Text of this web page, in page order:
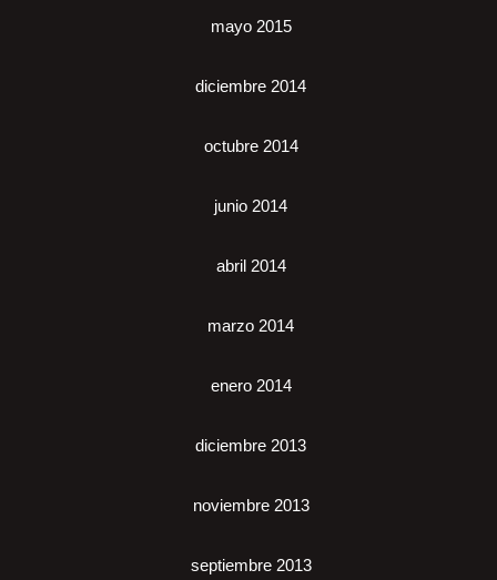
mayo 2015
diciembre 2014
octubre 2014
junio 2014
abril 2014
marzo 2014
enero 2014
diciembre 2013
noviembre 2013
septiembre 2013